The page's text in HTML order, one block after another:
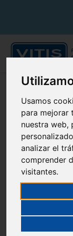
Usamos
para mejorar
nuestra web,
analizar el
comprender
visitantes.
Por qué
y el alcohol